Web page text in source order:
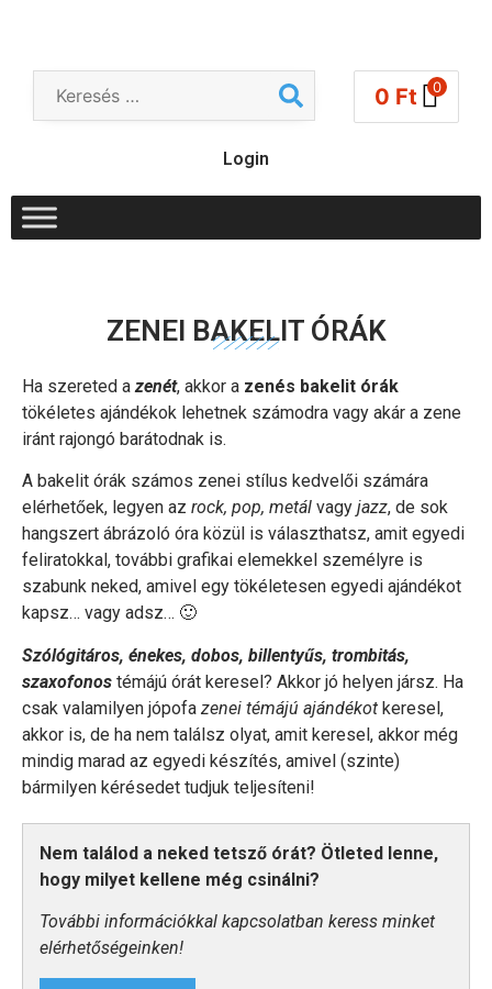
0 Ft 0
Login
ZENEI BAKELIT ÓRÁK
Ha szereted azenét, akkor a zenés bakelit órák
tökéletes ajándékok lehetnek számodra vagy akár a zene
iránt rajongó barátodnak is.
A bakelit órák számos zenei stílus kedvelői számára
elérhetőek, legyen az rock, pop, metál vagy jazz, de sok
hangszert ábrázoló óra közül is választhatsz, amit egyedi
feliratokkal, további grafikai elemekkel személyre is
szabunk neked, amivel egy tökéletesen egyedi ajándékot
kapsz… vagy adsz… 🙂
Szólógitáros, énekes, dobos, billentyűs, trombitás,
szaxofonos témájú órát keresel? Akkor jó helyen jársz. Ha
csak valamilyen jópofa zenei témájú ajándékot keresel,
akkor is, de ha nem találsz olyat, amit keresel, akkor még
mindig marad az egyedi készítés, amivel (szinte)
bármilyen kérésedet tudjuk teljesíteni!
Nem találod a neked tetsző órát? Ötleted lenne,
hogy milyet kellene még csinálni?
További információkkal kapcsolatban keress minket
elérhetőségeinken!